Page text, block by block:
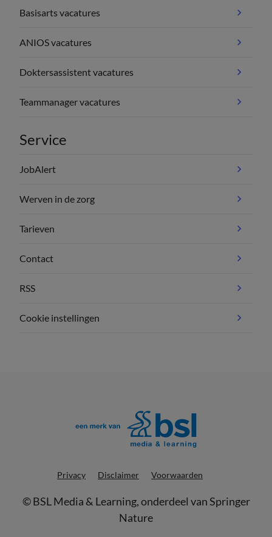
Basisarts vacatures
ANIOS vacatures
Doktersassistent vacatures
Teammanager vacatures
Service
JobAlert
Werven in de zorg
Tarieven
Contact
RSS
Cookie instellingen
Privacy Disclaimer Voorwaarden
©BSL Media & Learning, onderdeel vanSpringer
Nature